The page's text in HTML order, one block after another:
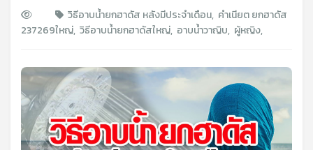
237269
วิธีอาบน้ำยกฮาดัส หลังมีประจำเดือน, คําเนียต ยกฮาดัส
ใหญ่, วิธีอาบน้ำยกฮาดัสใหญ่, อาบน้ำวาญิบ, ผู้หญิง,